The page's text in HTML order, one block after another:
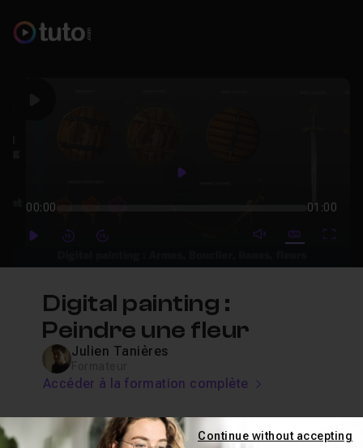
Play
00:00 01:00
PlayForwardForward mute video
Subtitles
Digital painting :
Peindre une fleur
Julien Tanières
Accéder à la formation complète